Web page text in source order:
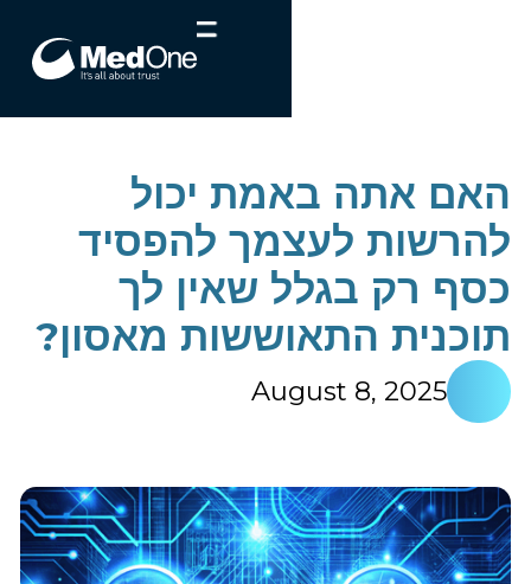
האם אתה באמת יכול
להרשות לעצמך להפסיד
כסף רק בגלל שאין לך
תוכנית התאוששות מאסון?
August 8, 2025